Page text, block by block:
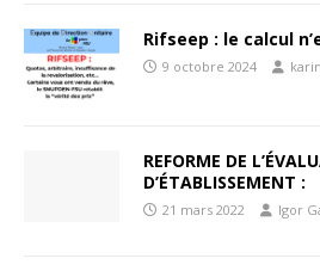
Rifseep : le calcul
9 octobre 2024
REFORME DE
D’ÉTABLISSEMENT :
21 mars 2022 Igor